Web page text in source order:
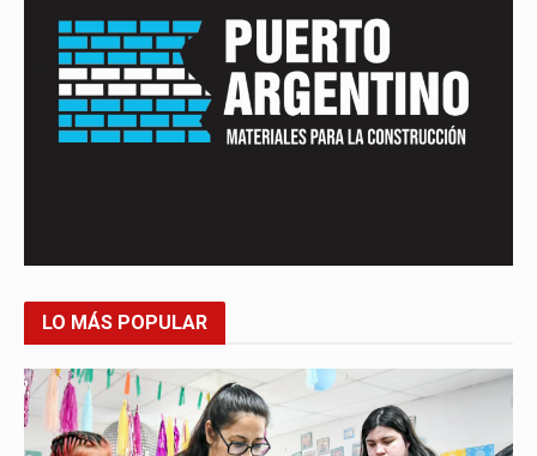
LO MÁS POPULAR